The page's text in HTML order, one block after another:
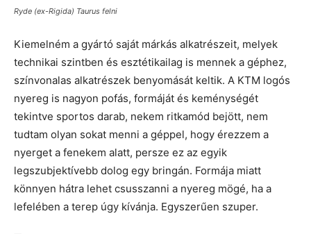
Ryde (ex-Rigida) Taurus felni
Kiemelném a gyártó saját márkás alkatrészeit, melyek
technikai szintben és esztétikailag is mennek a géphez,
színvonalas alkatrészek benyomását keltik. A KTM logós
nyereg is nagyon pofás, formáját és keménységét
tekintve sportos darab, nekem ritkamód bejött, nem
tudtam olyan sokat menni a géppel, hogy érezzem a
nyerget a fenekem alatt, persze ez az egyik
legszubjektívebb dolog egy bringán. Formája miatt
könnyen hátra lehet csusszanni a nyereg mögé, ha a
lefelében a terep úgy kívánja. Egyszerűen szuper.